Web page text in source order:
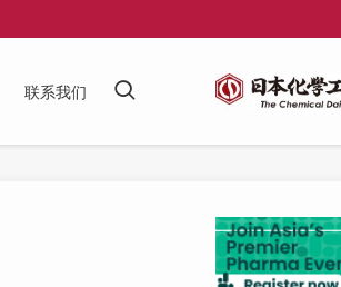
联系我们